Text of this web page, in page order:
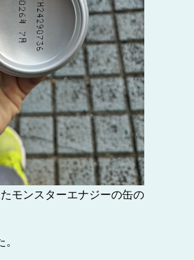
モンスターエナジーの缶の